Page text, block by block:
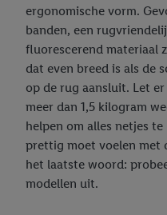
ergonomische vorm.
banden, een
fluorescerend materiaal
dat even breed is als de
op de rug aansluit. Let
meer dan 1,5 kilogram
helpen om alles netjes
prettig moet voelen met
het laatste woord:
modellen uit.